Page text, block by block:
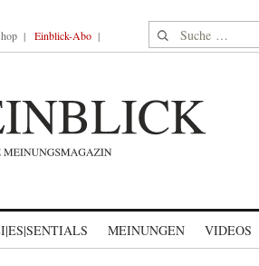
Einblick-Abo Suche nach:
MEINUNGEN VIDEOS